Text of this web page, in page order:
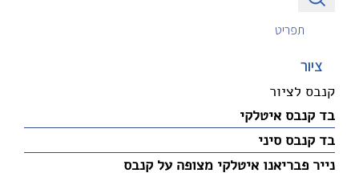
תפריט
ציור
קנבס לציור
בד קנבס איטלקי
בד קנבס סיני
נייר פבריאנו איטלקי מצופה על קנבס